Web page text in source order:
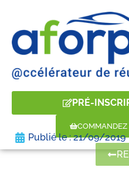
PRÉ-
COMMANDEZ
Publié le : 21/09/2019